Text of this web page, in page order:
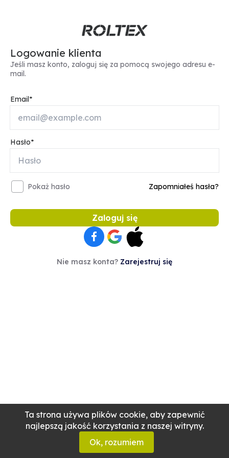
Ta strona używa plików cookie, aby zapewnić
najlepszą jakość korzystania z naszej witryny.
Ok, rozumiem
Logowanie klienta
Jeśli masz konto, zaloguj się za pomocą swojego adresu e-
mail.
Email
Hasło
Pokaż hasło Zapomniałeś hasła?
Zaloguj się
Nie masz konta? Zarejestruj się